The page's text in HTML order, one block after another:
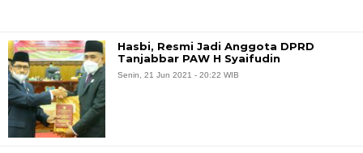
Hasbi, Resmi Jadi Anggota DPRD
Tanjabbar PAW H Syaifudin
Senin, 21 Jun 2021 - 20:22 WIB